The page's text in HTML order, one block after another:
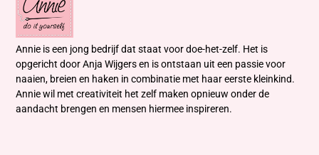
Annie is een jong bedrijf dat staat voor doe-het-zelf. Het is
opgericht door Anja Wijgers en is ontstaan uit een passie voor
naaien, breien en haken in combinatie met haar eerste kleinkind.
Annie wil met creativiteit het zelf maken opnieuw onder de
aandacht brengen en mensen hiermee inspireren.